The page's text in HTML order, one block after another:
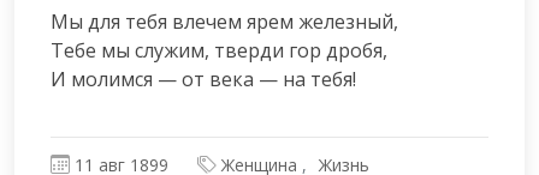
Мы для тебя влечем ярем железный,
Тебе мы служим, тверди гор дробя,
И молимся — от века — на тебя!
11 авг 1899 Женщина
Жизнь